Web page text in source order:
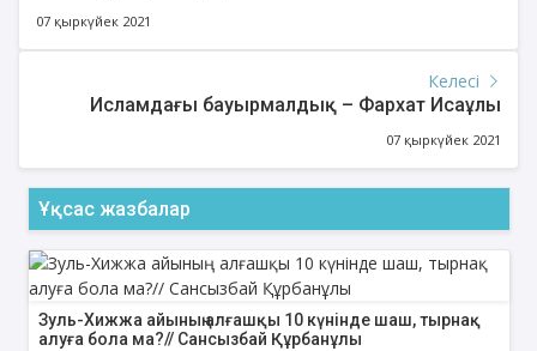
07 қыркүйек 2021
Келесі
Исламдағы бауырмалдық – Фархат Исаұлы
07 қыркүйек 2021
Ұқсас жазбалар
Зуль-Хижжа айының алғашқы 10 күнінде шаш, тырнақ
алуға бола ма?// Сансызбай Құрбанұлы